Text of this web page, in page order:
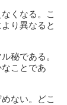
くなる。こ
り異なると
秘である。
ことであ
ない。どこ